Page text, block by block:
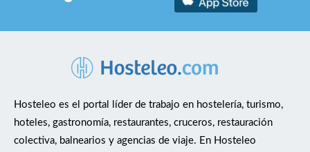
Hosteleo es el portal líder de trabajo en hostelería, turismo,
hoteles, gastronomía, restaurantes, cruceros, restauración
colectiva, balnearios y agencias de viaje. En Hosteleo